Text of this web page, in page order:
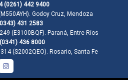
(0261) 442 9400
Godoy Cruz, Mendoza
431 2583
(E3100BQF). Paraná, Entre Ríos
436 8000
(S2002QEO). Rosario, Santa Fe